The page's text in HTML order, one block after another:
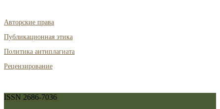
Авторские права
Публикационная этика
Политика антиплагиата
Рецензирование
ISSN 2686-7036